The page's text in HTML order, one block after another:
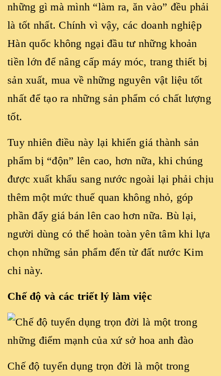
những gì mà mình “làm ra, ăn vào” đều phải
là tốt nhất. Chính vì vậy, các doanh nghiệp
Hàn quốc không ngại đầu tư những khoản
tiền lớn để nâng cấp máy móc, trang thiết bị
sản xuất, mua về những nguyên vật liệu tốt
nhất để tạo ra những sản phẩm có chất lượng
tốt.
Tuy nhiên điều này lại khiến giá thành sản
phẩm bị “độn” lên cao, hơn nữa, khi chúng
được xuất khẩu sang nước ngoài lại phải chịu
thêm một mức thuế quan không nhỏ, góp
phần đẩy giá bán lên cao hơn nữa. Bù lại,
người dùng có thể hoàn toàn yên tâm khi lựa
chọn những sản phẩm đến từ đất nước Kim
chi này.
Chế độ và các triết lý làm việc
Chế độ tuyển dụng trọn đời là một trong